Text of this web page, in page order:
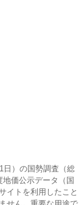
）の国勢調査（総
価公示データ（国
イトを利用したこと